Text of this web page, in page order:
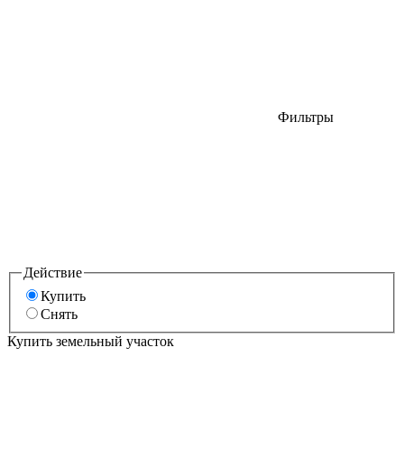
Фильтры
Действие
Купить
Снять
Купить земельный участок